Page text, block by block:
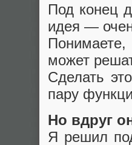
Под конец
идея —
может
Сделать
пару
Но вдруг
Я решил